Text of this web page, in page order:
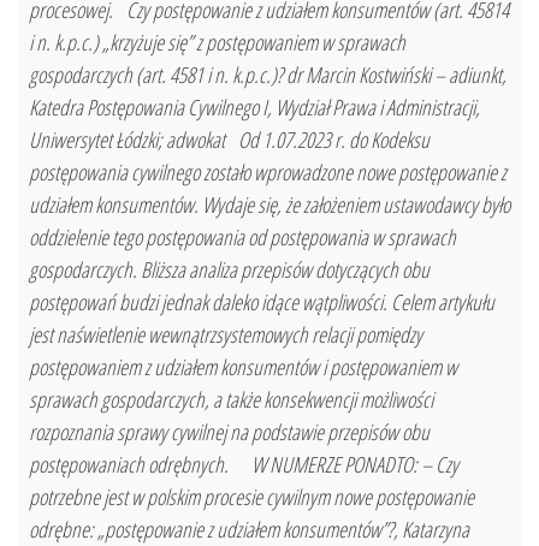
procesowej. Czy postępowanie z udziałem konsumentów (art. 45814
i n. k.p.c.) „krzyżuje się” z postępowaniem w sprawach
gospodarczych (art. 4581 i n. k.p.c.)? dr Marcin Kostwiński – adiunkt,
Katedra Postępowania Cywilnego I, Wydział Prawa i Administracji,
Uniwersytet Łódzki; adwokat Od 1.07.2023 r. do Kodeksu
postępowania cywilnego zostało wprowadzone nowe postępowanie z
udziałem konsumentów. Wydaje się, że założeniem ustawodawcy było
oddzielenie tego postępowania od postępowania w sprawach
gospodarczych. Bliższa analiza przepisów dotyczących obu
postępowań budzi jednak daleko idące wątpliwości. Celem artykułu
jest naświetlenie wewnątrzsystemowych relacji pomiędzy
postępowaniem z udziałem konsumentów i postępowaniem w
sprawach gospodarczych, a także konsekwencji możliwości
rozpoznania sprawy cywilnej na podstawie przepisów obu
postępowaniach odrębnych. W NUMERZE PONADTO: – Czy
potrzebne jest w polskim procesie cywilnym nowe postępowanie
odrębne: „postępowanie z udziałem konsumentów”?, Katarzyna